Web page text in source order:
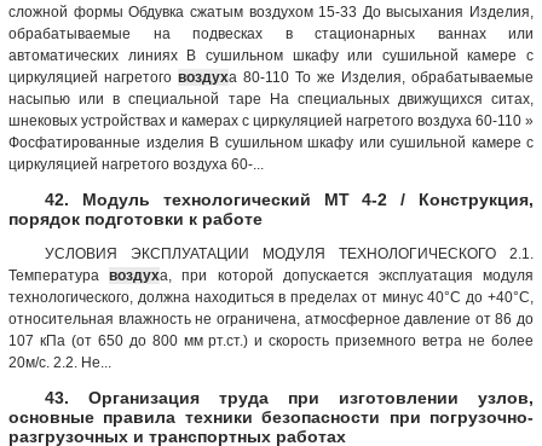
сложной формы Обдувка сжатым воздухом 15-33 До высыхания Изделия,
обрабатываемые на подвесках в стационарных ваннах или
автоматических линиях В сушильном шкафу или сушильной камере с
циркуляцией нагретого воздуха 80-110 То же Изделия, обрабатываемые
насыпью или в специальной таре На специальных движущихся ситах,
шнековых устройствах и камерах с циркуляцией нагретого воздуха 60-110 »
Фосфатированные изделия В сушильном шкафу или сушильной камере с
циркуляцией нагретого воздуха 60-...
42. Модуль технологический МТ 4-2 / Конструкция,
порядок подготовки к работе
УСЛОВИЯ ЭКСПЛУАТАЦИИ МОДУЛЯ ТЕХНОЛОГИЧЕСКОГО 2.1.
Температуравоздуха, при которой допускается эксплуатация модуля
технологического, должна находиться в пределах от минус 40°С до +40°С,
относительная влажность не ограничена, атмосферное давление от 86 до
107 кПа (от 650 до 800 мм рт.ст.) и скорость приземного ветра не более
20м/с. 2.2. Не...
43. Организация труда при изготовлении узлов,
основные правила техники безопасности при погрузочно-
разгрузочных и транспортных работах